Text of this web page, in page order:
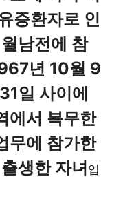
증환자로 인
남전에 참
년 10월 9
일 사이에
에서 복무한
무에 참가한
생한 자녀 입